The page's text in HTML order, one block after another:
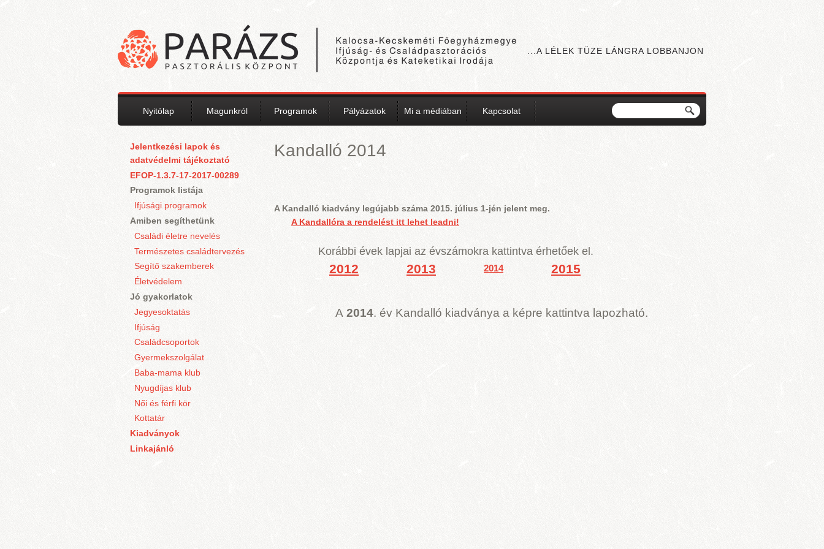
...A LÉLEK TÜZE LÁNGRA LOBBANJON
Nyitólap Magunkról Programok Pályázatok Mi a médiában Kapcsolat Keresés űrlap
Jelentkezési lapok és
adatvédelmi tájékoztató
EFOP-1.3.7-17-2017-00289
Programok listája
Ifjúsági programok
Amiben segíthetünk
Családi életre nevelés
Természetes családtervezés
Segítő szakemberek
Életvédelem
Jó gyakorlatok
Jegyesoktatás
Ifjúság
Családcsoportok
Gyermekszolgálat
Baba-mama klub
Nyugdíjas klub
Női és férfi kör
Kottatár
Kiadványok
Linkajánló
Kandalló 2014
A Kandalló kiadvány legújabb száma 2015. július 1-jén jelent meg.
A Kandallóra a rendelést itt lehet leadni!
Korábbi évek lapjai az évszámokra kattintva érhetőek el.​
2012 2013 2014 2015
A 2014. év Kandalló kiadványa a képre kattintva lapozható.